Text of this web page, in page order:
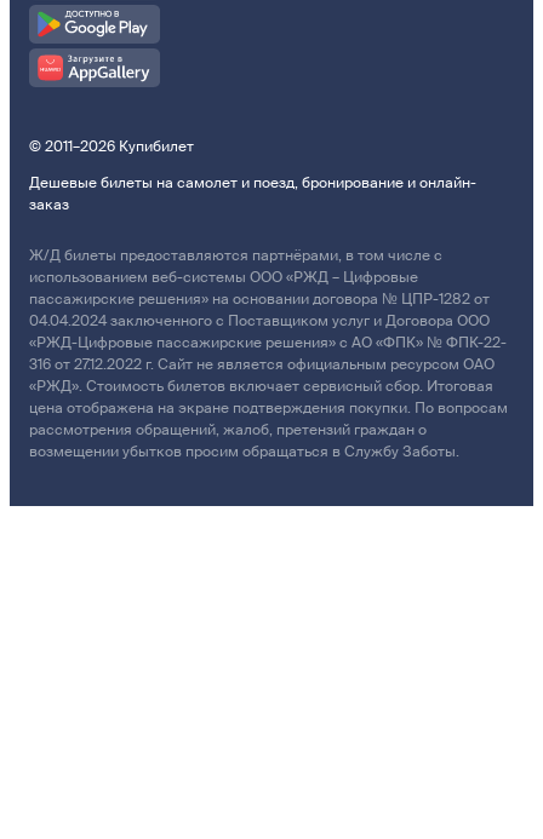
© 2011–2026 Купибилет
Дешевые билеты на самолет и поезд, бронирование и онлайн-
заказ
Ж/Д билеты предоставляются партнёрами, в том числе с
использованием веб-системы ООО «РЖД – Цифровые
пассажирские решения» на основании договора № ЦПР-1282 от
04.04.2024 заключенного с Поставщиком услуг и Договора ООО
«РЖД-Цифровые пассажирские решения» с АО «ФПК» № ФПК-22-
316 от 27.12.2022 г. Сайт не является официальным ресурсом ОАО
«РЖД». Стоимость билетов включает сервисный сбор. Итоговая
цена отображена на экране подтверждения покупки. По вопросам
рассмотрения обращений, жалоб, претензий граждан о
возмещении убытков просим обращаться в Службу Заботы.